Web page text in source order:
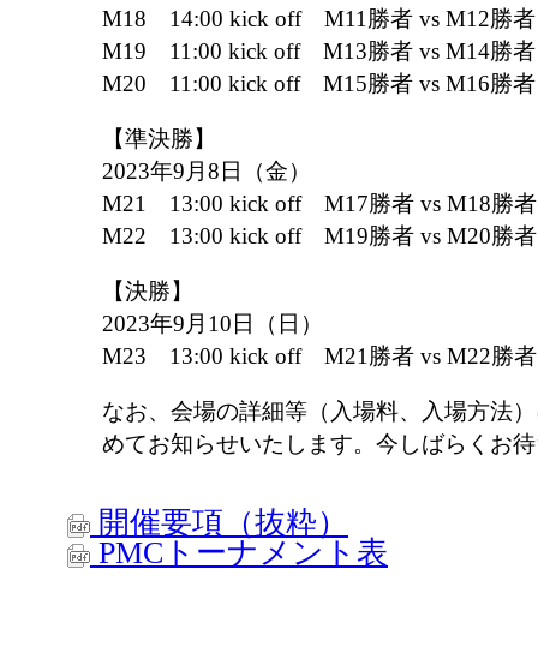
M18 14:00 kick off M11勝者 vs M12勝者
M19 11:00 kick off M13勝者 vs M14勝者
M20 11:00 kick off M15勝者 vs M16勝者
【準決勝】
2023年9月8日（金）
M21 13:00 kick off M17勝者 vs M18勝者
M22 13:00 kick off M19勝者 vs M20勝者
【決勝】
2023年9月10日（日）
M23 13:00 kick off M21勝者 vs M22勝者
なお、会場の詳細等（入場料、入場方法
めてお知らせいたします。今しばらくお
開催要項（抜粋）
PMCトーナメント表